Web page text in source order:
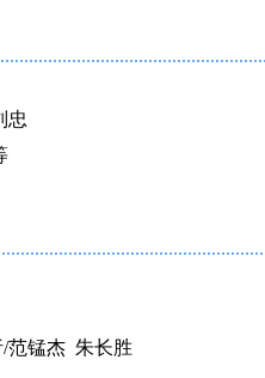
忠
/范锰杰 朱长胜